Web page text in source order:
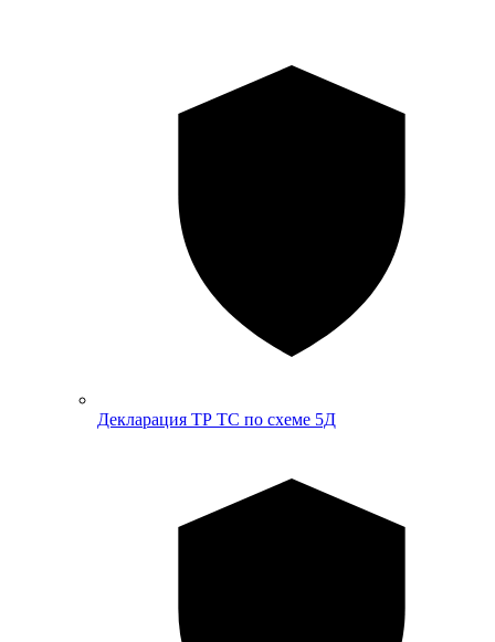
Декларация ТР ТС по схеме 5Д